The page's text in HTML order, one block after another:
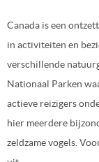
Canada is een
in activiteiten en
verschillende
Nationaal Parken
actieve reizigers
hier meerdere
zeldzame vogels.